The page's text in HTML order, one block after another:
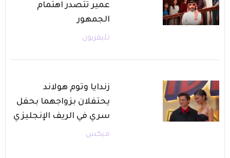
عمير تتصدر اهتمام
الجمهور
تليفزيون
زندايا وتوم هولاند
يحتفلان بزواجهما بحفل
سري في الريف الإنجليزي
ميكس